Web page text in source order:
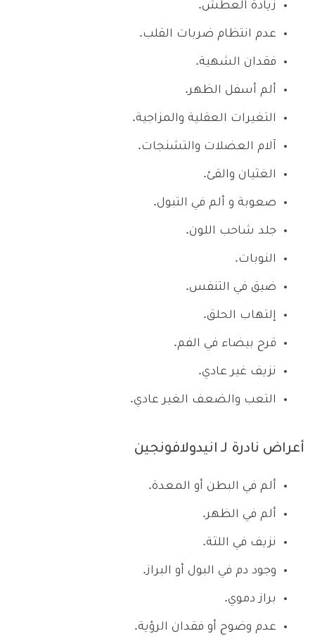
زيادة العطش.
عدم انتظام ضربات القلب.
فقدان الشهية.
ألم أسفل الظهر.
التغيرات العقلية والمزاجية.
آلام العضلات والتشنجات.
الغثيان والقئ.
صعوبة و ألم في التبول.
جلد شاحب اللون.
النوبات.
ضيق في التنفس.
إلتهاب الحلق.
قرح بيضاء في الفم.
نزيف غير عادي.
التعب والضعف الغير عادي.
أعراض نادرة لـ انيدولافونجين
ألم في البطن أو المعدة.
ألم في الظهر.
نزيف في اللثة.
وجود دم في البول أو البراز.
براز دموي.
عدم وضوح أو فقدان الرؤية.